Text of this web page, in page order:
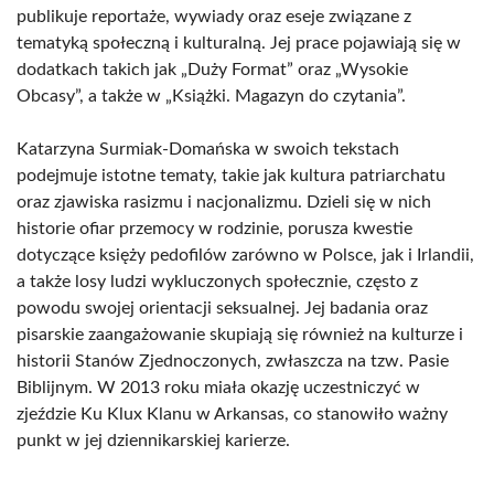
publikuje reportaże, wywiady oraz eseje związane z
tematyką społeczną i kulturalną. Jej prace pojawiają się w
dodatkach takich jak „Duży Format” oraz „Wysokie
Obcasy”, a także w „Książki. Magazyn do czytania”.
Katarzyna Surmiak-Domańska w swoich tekstach
podejmuje istotne tematy, takie jak kultura patriarchatu
oraz zjawiska rasizmu i nacjonalizmu. Dzieli się w nich
historie ofiar przemocy w rodzinie, porusza kwestie
dotyczące księży pedofilów zarówno w Polsce, jak i Irlandii,
a także losy ludzi wykluczonych społecznie, często z
powodu swojej orientacji seksualnej. Jej badania oraz
pisarskie zaangażowanie skupiają się również na kulturze i
historii Stanów Zjednoczonych, zwłaszcza na tzw. Pasie
Biblijnym. W 2013 roku miała okazję uczestniczyć w
zjeździe Ku Klux Klanu w Arkansas, co stanowiło ważny
punkt w jej dziennikarskiej karierze.